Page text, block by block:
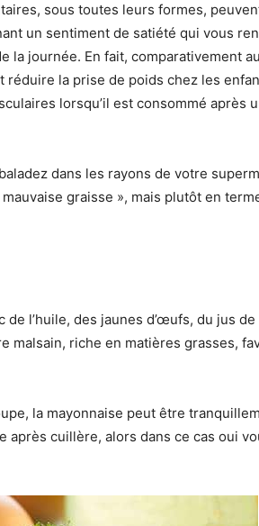
sous toutes leurs formes,
un sentiment de satiété qui vous
la journée. En fait, comparativement
réduire la prise de poids chez les
lorsqu’il est consommé après
dans les rayons de votre
graisse », mais plutôt en
de l’huile, des jaunes d’œufs, du jus
malsain, riche en matières grasses,
la mayonnaise peut être
après cuillère, alors dans ce cas oui